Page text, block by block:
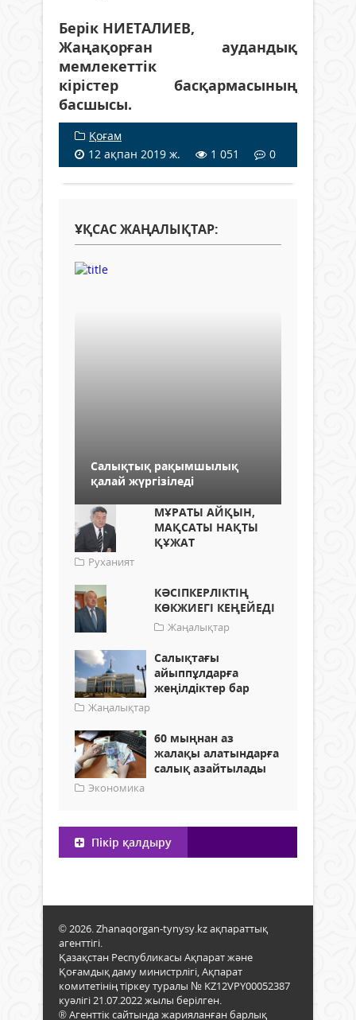
Берік НИЕТАЛИЕВ,
Жаңақорған аудандық
мемлекеттік
кірістер басқармасының
басшысы.
Қоғам
12 ақпан 2019 ж.
1 051 0
ҰҚСАС ЖАҢАЛЫҚТАР:
Салықтық рақымшылық
қалай жүргізіледі
МҰРАТЫ АЙҚЫН,
МАҚСАТЫ НАҚТЫ
ҚҰЖАТ
Руханият
КӘСІПКЕРЛІКТІҢ
КӨКЖИЕГІ КЕҢЕЙЕДІ
Жаңалықтар
Салықтағы
айыппұлдарға
жеңілдіктер бар
Жаңалықтар
60 мыңнан аз
жалақы алатындарға
салық азайтылады
Экономика
Пікір қалдыру
© 2026. Zhanaqorgan-tynysy.kz ақпараттық
агенттігі.
Қазақстан Республикасы Ақпарат және
Қоғамдық даму министрлігі, Ақпарат
комитетінің тіркеу туралы № KZ12VPY00052387
куәлігі 21.07.2022 жылы берілген.
® Агенттік сайтында жарияланған барлық